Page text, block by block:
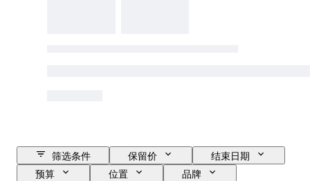
筛选条件 保留价
结束日期
预算
位置
品牌